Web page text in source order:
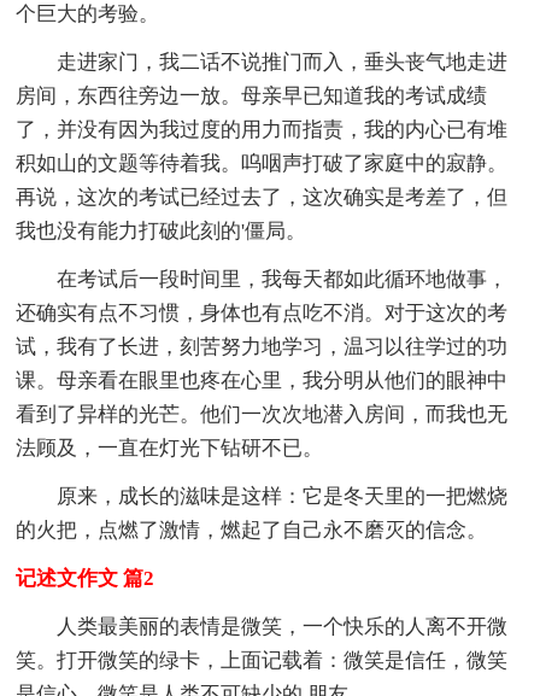
个巨大的考验。
走进家门，我二话不说推门而入，垂头丧气地走进
房间，东西往旁边一放。母亲早已知道我的考试成绩
了，并没有因为我过度的用力而指责，我的内心已有堆
积如山的文题等待着我。呜咽声打破了家庭中的寂静。
再说，这次的考试已经过去了，这次确实是考差了，但
我也没有能力打破此刻的'僵局。
在考试后一段时间里，我每天都如此循环地做事，
还确实有点不习惯，身体也有点吃不消。对于这次的考
试，我有了长进，刻苦努力地学习，温习以往学过的功
课。母亲看在眼里也疼在心里，我分明从他们的眼神中
看到了异样的光芒。他们一次次地潜入房间，而我也无
法顾及，一直在灯光下钻研不已。
原来，成长的滋味是这样：它是冬天里的一把燃烧
的火把，点燃了激情，燃起了自己永不磨灭的信念。
记述文作文 篇2
人类最美丽的表情是微笑，一个快乐的人离不开微
笑。打开微笑的绿卡，上面记载着：微笑是信任，微笑